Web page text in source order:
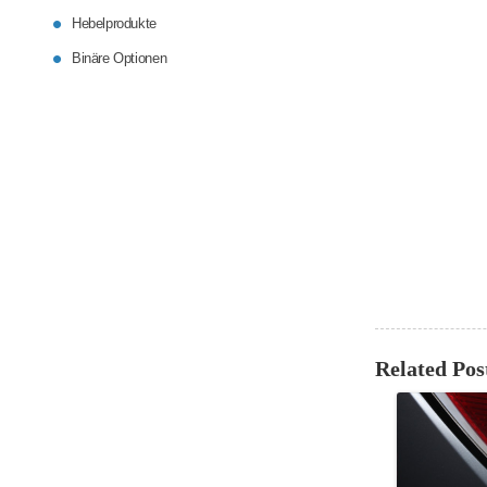
Related
Hebelprodukte
Binäre Optionen